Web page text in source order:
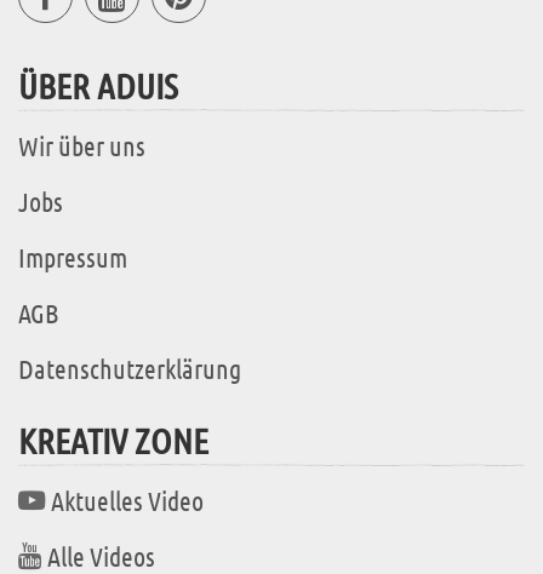
ÜBER ADUIS
Wir über uns
Jobs
Impressum
AGB
Datenschutzerklärung
KREATIV ZONE
Aktuelles Video
Alle Videos